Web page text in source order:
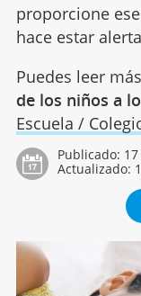
proporcione
hace estar
Puedes leer
de los niños a
Escuela /
Publicado:
Actualizado: